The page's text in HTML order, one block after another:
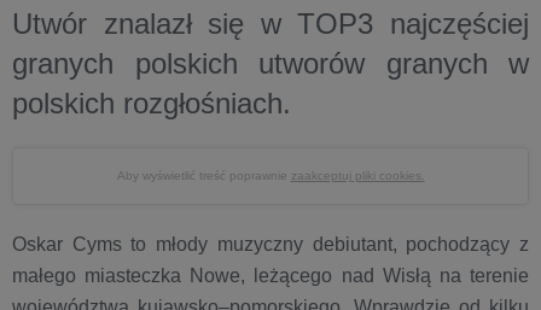
Utwór znalazł się w TOP3 najczęściej
granych polskich utworów granych w
polskich rozgłośniach.
Aby wyświetlić treść poprawnie zaakceptuj pliki cookies.
Oskar Cyms to młody muzyczny debiutant, pochodzący z
małego miasteczka Nowe, leżącego nad Wisłą na terenie